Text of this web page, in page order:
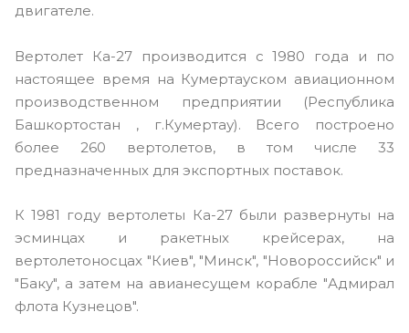
двигателе.
Вертолет Ка-27 производится с 1980 года и по
настоящее время на Кумертауском авиационном
производственном предприятии (Республика
Башкортостан , г.Кумертау). Всего построено
более 260 вертолетов, в том числе 33
предназначенных для экспортных поставок.
К 1981 году вертолеты Ка-27 были развернуты на
эсминцах и ракетных крейсерах, на
вертолетоносцах "Киев", "Минск", "Новороссийск" и
"Баку", а затем на авианесущем корабле "Адмирал
флота Кузнецов".